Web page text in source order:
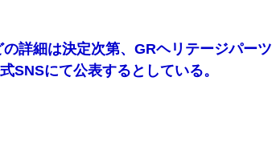
詳細は決定次第、GRヘリテージパーツ
SNSにて公表するとしている。